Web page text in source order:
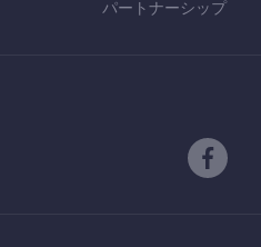
パートナーシップ